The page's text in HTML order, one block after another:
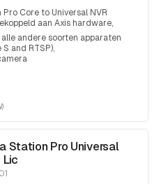
Core to Universal NVR
aan Axis hardware,
andere soorten apparaten
S and RTSP)
Station Pro Universal
Lic